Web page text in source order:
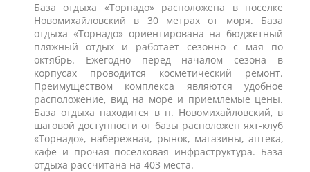
База отдыха «Торнадо» расположена в поселке
Новомихайловский в 30 метрах от моря. База
отдыха «Торнадо» ориентирована на бюджетный
пляжный отдых и работает сезонно с мая по
октябрь. Ежегодно перед началом сезона в
корпусах проводится косметический ремонт.
Преимуществом комплекса являются удобное
расположение, вид на море и приемлемые цены.
База отдыха находится в п. Новомихайловский, в
шаговой доступности от базы расположен яхт-клуб
«Торнадо», набережная, рынок, магазины, аптека,
кафе и прочая поселковая инфраструктура. База
отдыха рассчитана на 403 места.